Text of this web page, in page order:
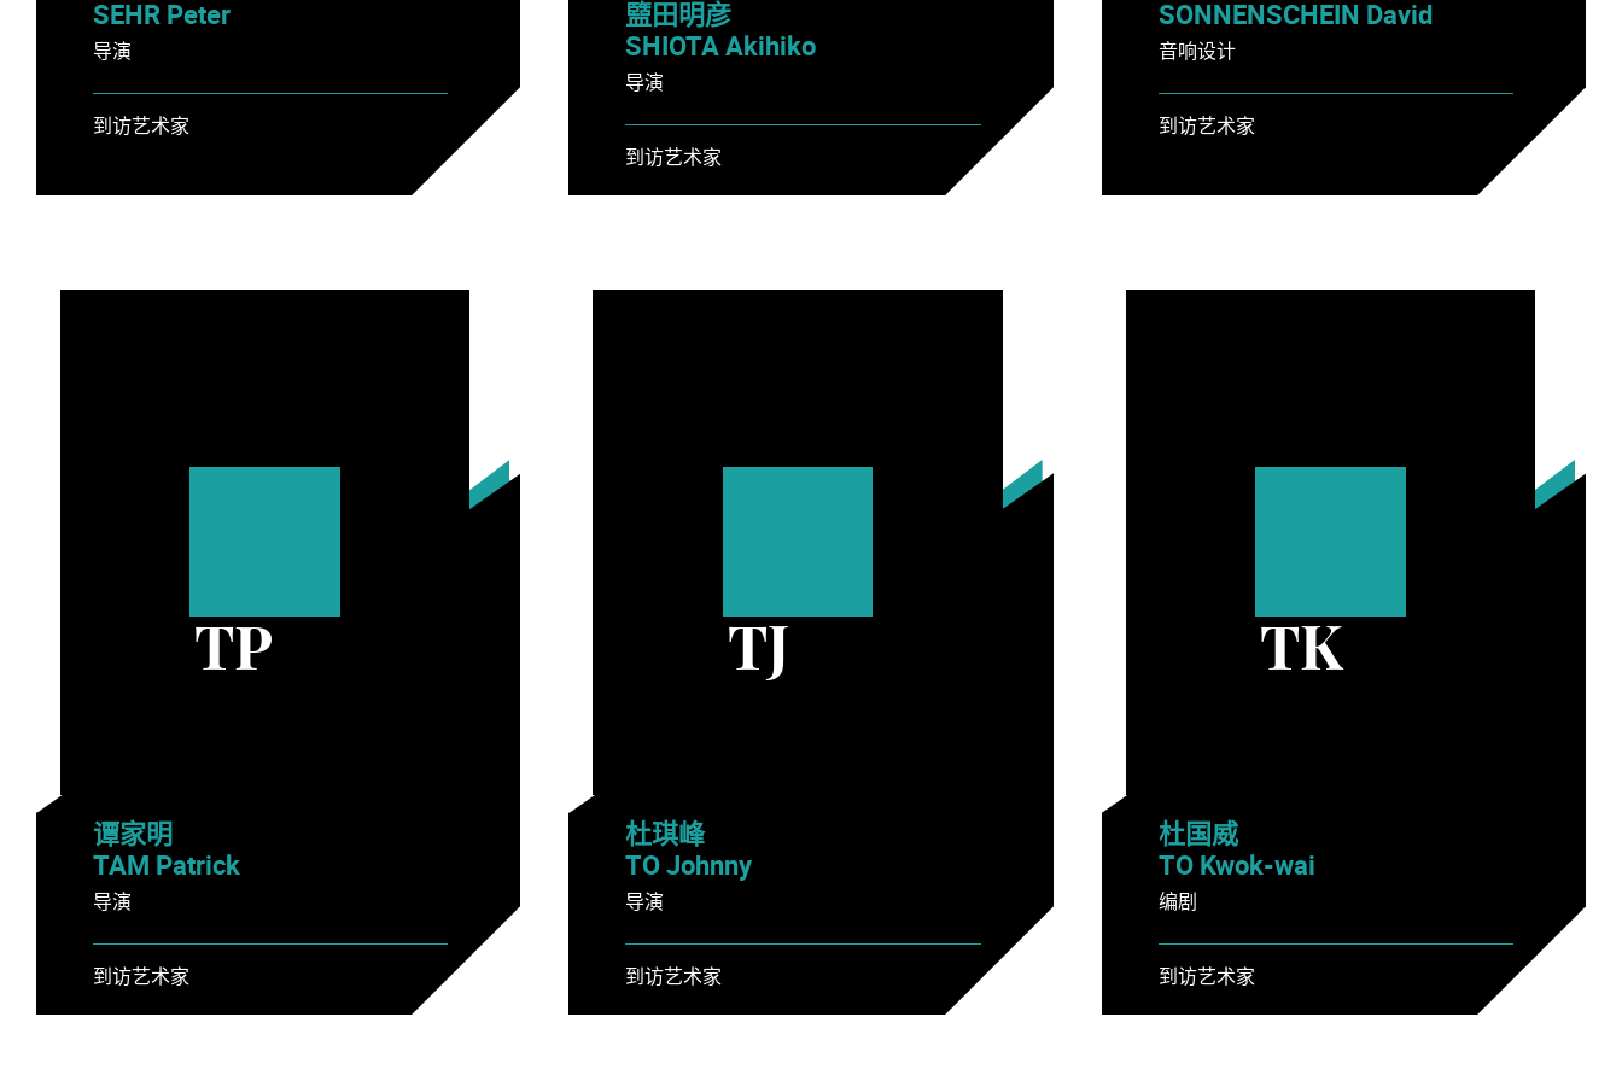
SEHR Peter
导演
到访艺术家
盬田明彦
SHIOTA Akihiko
导演
到访艺术家
SONNENSCHEIN David
音响设计
到访艺术家
TP
谭家明
TAM Patrick
导演
到访艺术家
TJ
杜琪峰
TO Johnny
导演
到访艺术家
TK
杜国威
TO Kwok-wai
编剧
到访艺术家